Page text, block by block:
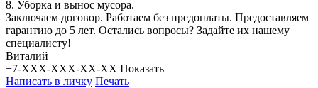
8. Уборка и вынос мусора.
Заключаем договор. Работаем без предоплаты. Предоставляем
гарантию до 5 лет. Остались вопросы? Задайте их нашему
специалисту!
Виталий
+7-XXX-XXX-XX-XX Показать
Написать в личку Печать